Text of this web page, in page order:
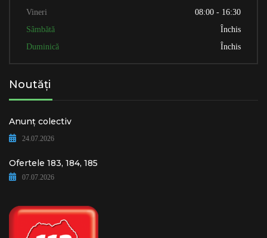
Vineri
08:00 - 16:30
Sâmbătă
Închis
Duminică
Închis
Noutăți
Anunț colectiv
24.07.2026
Ofertele 183, 184, 185
07.07.2026